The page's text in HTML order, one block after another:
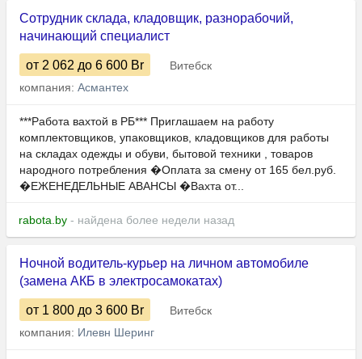
Сотрудник склада, кладовщик, разнорабочий,
начинающий специалист
от 2 062 до 6 600 Br
Витебск
компания: Асмантех
***Работа вахтой в РБ*** Приглашаем на работу
комплектовщиков, упаковщиков, кладовщиков для работы
на складах одежды и обуви, бытовой техники , товаров
народного потребления �Оплата за смену от 165 бел.руб.
�ЕЖЕНЕДЕЛЬНЫЕ АВАНСЫ �Вахта от...
rabota.by - найдена более недели назад
Ночной водитель-курьер на личном автомобиле
(замена АКБ в электросамокатах)
от 1 800 до 3 600 Br
Витебск
компания: Илевн Шеринг